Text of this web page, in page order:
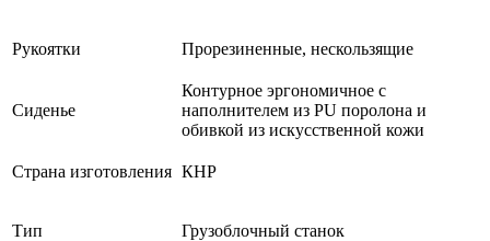
Рукоятки Прорезиненные, нескользящие
Сиденье
Контурное эргономичное с
наполнителем из PU поролона и
обивкой из искусственной кожи
Страна изготовления КНР
Тип Грузоблочный станок